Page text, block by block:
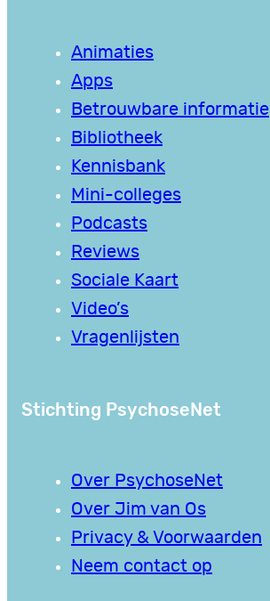
Animaties
Apps
Betrouwbare informatie
Bibliotheek
Kennisbank
Mini-colleges
Podcasts
Reviews
Sociale Kaart
Video’s
Vragenlijsten
Stichting PsychoseNet
Over PsychoseNet
Over Jim van Os
Privacy & Voorwaarden
Neem contact op